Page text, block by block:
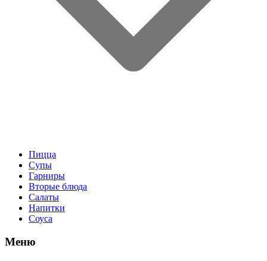
Пицца
Супы
Гарниры
Вторые блюда
Салаты
Напитки
Соуса
Меню